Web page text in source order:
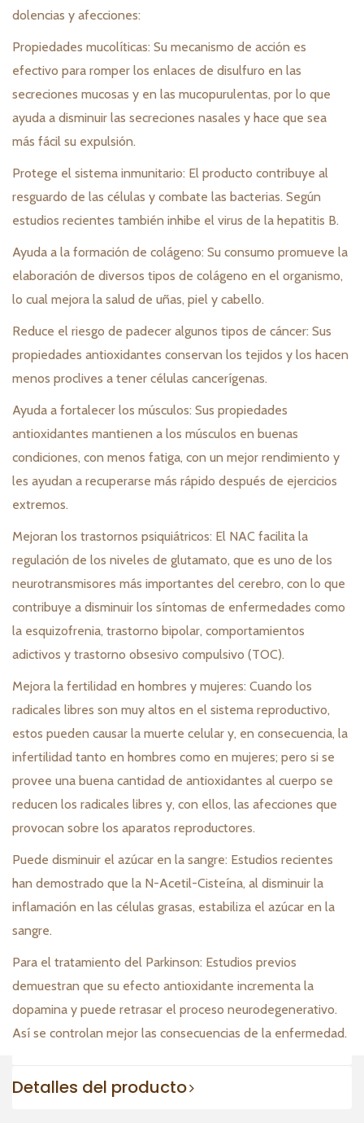
dolencias y afecciones:
Propiedades mucolíticas: Su mecanismo de acción es
efectivo para romper los enlaces de disulfuro en las
secreciones mucosas y en las mucopurulentas, por lo que
ayuda a disminuir las secreciones nasales y hace que sea
más fácil su expulsión.
Protege el sistema inmunitario: El producto contribuye al
resguardo de las células y combate las bacterias. Según
estudios recientes también inhibe el virus de la hepatitis B.
Ayuda a la formación de colágeno: Su consumo promueve la
elaboración de diversos tipos de colágeno en el organismo,
lo cual mejora la salud de uñas, piel y cabello.
Reduce el riesgo de padecer algunos tipos de cáncer: Sus
propiedades antioxidantes conservan los tejidos y los hacen
menos proclives a tener células cancerígenas.
Ayuda a fortalecer los músculos: Sus propiedades
antioxidantes mantienen a los músculos en buenas
condiciones, con menos fatiga, con un mejor rendimiento y
les ayudan a recuperarse más rápido después de ejercicios
extremos.
Mejoran los trastornos psiquiátricos: El NAC facilita la
regulación de los niveles de glutamato, que es uno de los
neurotransmisores más importantes del cerebro, con lo que
contribuye a disminuir los síntomas de enfermedades como
la esquizofrenia, trastorno bipolar, comportamientos
adictivos y trastorno obsesivo compulsivo (TOC).
Mejora la fertilidad en hombres y mujeres: Cuando los
radicales libres son muy altos en el sistema reproductivo,
estos pueden causar la muerte celular y, en consecuencia, la
infertilidad tanto en hombres como en mujeres; pero si se
provee una buena cantidad de antioxidantes al cuerpo se
reducen los radicales libres y, con ellos, las afecciones que
provocan sobre los aparatos reproductores.
Puede disminuir el azúcar en la sangre: Estudios recientes
han demostrado que la N-Acetil-Cisteína, al disminuir la
inflamación en las células grasas, estabiliza el azúcar en la
sangre.
Para el tratamiento del Parkinson: Estudios previos
demuestran que su efecto antioxidante incrementa la
dopamina y puede retrasar el proceso neurodegenerativo.
Así se controlan mejor las consecuencias de la enfermedad.
Detalles del producto